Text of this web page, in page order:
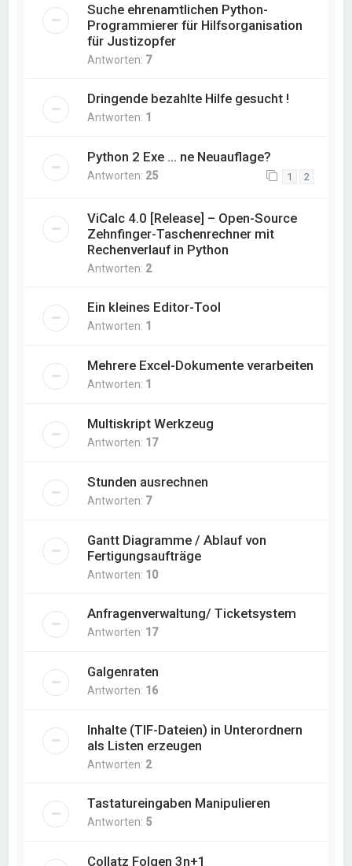
Suche ehrenamtlichen Python-
Programmierer für Hilfsorganisation
für Justizopfer
Antworten: 7
Dringende bezahlte Hilfe gesucht !
Antworten: 1
Python 2 Exe ... ne Neuauflage?
Antworten: 25 1 2
ViCalc 4.0 [Release] – Open-Source
Zehnfinger-Taschenrechner mit
Rechenverlauf in Python
Antworten: 2
Ein kleines Editor-Tool
Antworten: 1
Mehrere Excel-Dokumente verarbeiten
Antworten: 1
Multiskript Werkzeug
Antworten: 17
Stunden ausrechnen
Antworten: 7
Gantt Diagramme / Ablauf von
Fertigungsaufträge
Antworten: 10
Anfragenverwaltung/ Ticketsystem
Antworten: 17
Galgenraten
Antworten: 16
Inhalte (TIF-Dateien) in Unterordnern
als Listen erzeugen
Antworten: 2
Tastatureingaben Manipulieren
Antworten: 5
Collatz Folgen 3n+1